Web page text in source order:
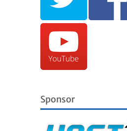
Sponsor